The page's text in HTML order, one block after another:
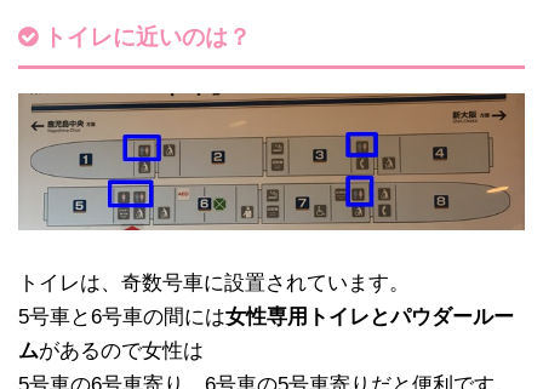
トイレに近いのは？
トイレは、奇数号車に設置されています。
5号車と6号車の間には女性専用トイレとパウダールー
ムがあるので女性は